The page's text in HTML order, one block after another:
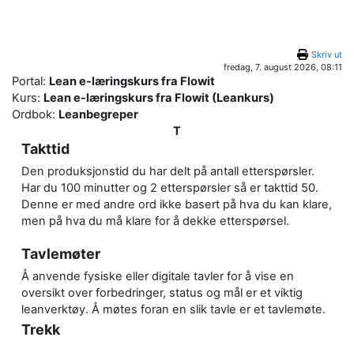
Skriv ut
fredag, 7. august 2026, 08:11
Portal: Lean e-læringskurs fra Flowit
Kurs: Lean e-læringskurs fra Flowit (Leankurs)
Ordbok: Leanbegreper
T
Takttid
Den produksjonstid du har delt på antall etterspørsler.
Har du 100 minutter og 2 etterspørsler så er takttid 50.
Denne er med andre ord ikke basert på hva du kan klare,
men på hva du må klare for å dekke etterspørsel.
Tavlemøter
Å anvende fysiske eller digitale tavler for å vise en
oversikt over forbedringer, status og mål er et viktig
leanverktøy. Å møtes foran en slik tavle er et tavlemøte.
Trekk